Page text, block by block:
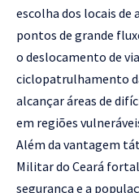
escolha dos locais
pontos de grande
o deslocamento de
ciclopatrulhamento
alcançar áreas de
em regiões
Além da vantagem
Militar do Ceará
segurança e a